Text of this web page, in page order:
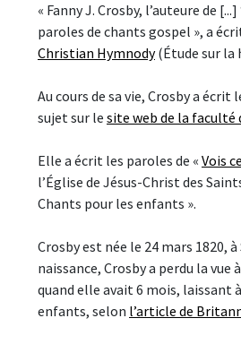
« Fanny J. Crosby, l’auteure de
paroles de chants gospel », a
Christian Hymnody(Étude sur la
Au cours de sa vie, Crosby a
sujet sur le site web de la faculté
Elle a écrit les paroles de « Vois
l’Église de Jésus-Christ des
Chants pour les enfants ».
Crosby est née le 24 mars 1820,
naissance, Crosby a perdu la
quand elle avait 6 mois, laissant
enfants, selon l’article de